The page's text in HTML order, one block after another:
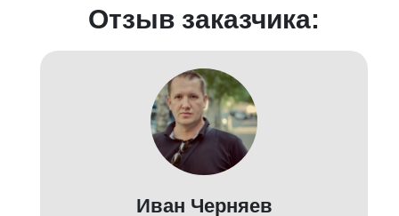
Отзыв заказчика:
Иван Черняев